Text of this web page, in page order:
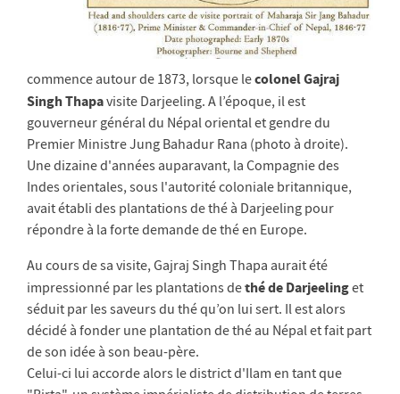
commence autour de 1873, lorsque lecolonel Gajraj
Singh Thapavisite Darjeeling. A l’époque, il est
gouverneur général du Népal oriental et gendre du
Premier Ministre Jung Bahadur Rana (photo à droite).
Une dizaine d'années auparavant, la Compagnie des
Indes orientales, sous l'autorité coloniale britannique,
avait établi des plantations de thé à Darjeeling pour
répondre à la forte demande de thé en Europe.
Au cours de sa visite, Gajraj Singh Thapa aurait été
impressionné par les plantations dethé de Darjeelinget
séduit par les saveurs du thé qu’on lui sert. Il est alors
décidé à fonder une plantation de thé au Népal et fait part
de son idée à son beau-père.
Celui-ci lui accorde alors le district d'Ilam en tant que